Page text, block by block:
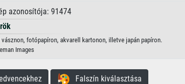
azonosítója: 91474
fotópapíron, akvarell kartonon, illetve japán papíron.
Images
Falszín kiválasztása